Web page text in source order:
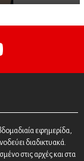
εφημερίδα,
διαδικτυακά.
στις αρχές και στα